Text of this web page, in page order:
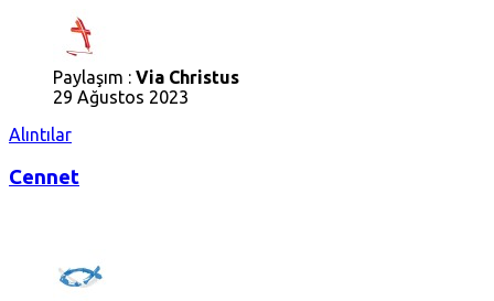
Paylaşım : Via Christus
29 Ağustos 2023
Alıntılar
Cennet